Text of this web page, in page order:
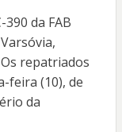
da FAB
repatriados
feira (10), de
da